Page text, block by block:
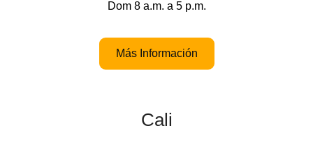
Dom 8 a.m. a 5 p.m.
Más Información
Cali